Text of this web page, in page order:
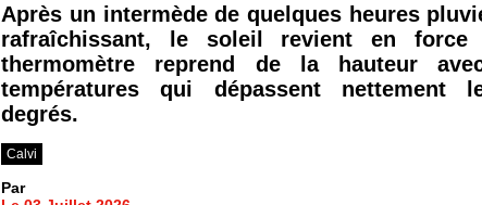
Après un intermède de quelques heures
rafraîchissant, le soleil revient en
thermomètre reprend de la hauteur
températures qui dépassent nettement
degrés.
Calvi
Par